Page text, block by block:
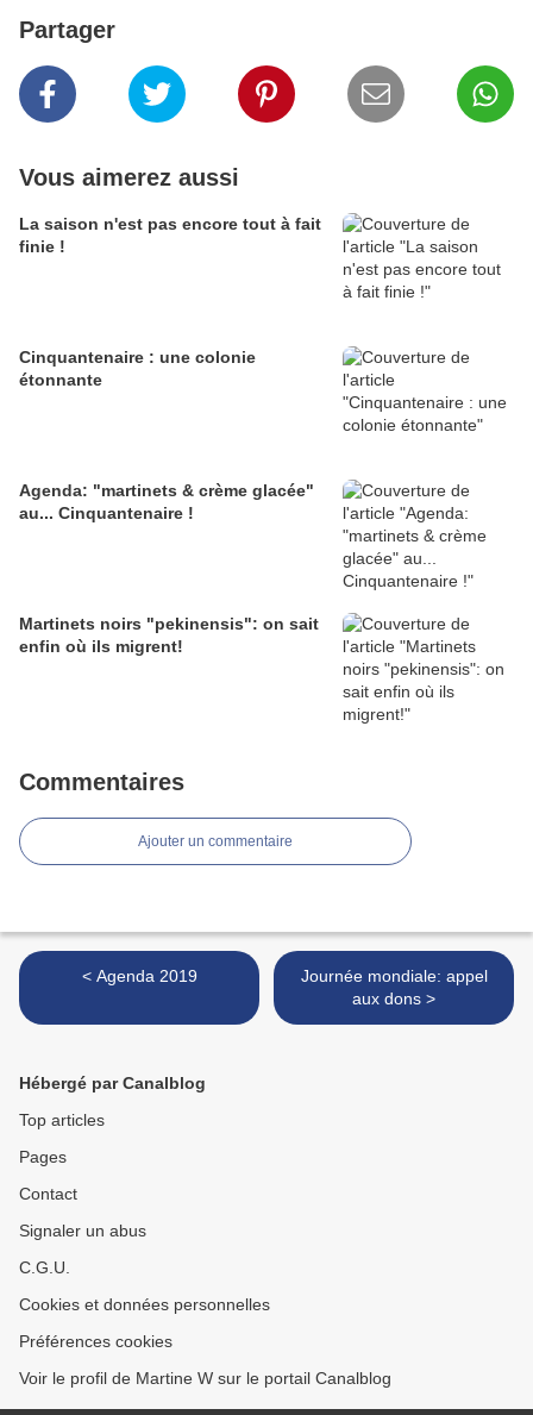
Partager
Vous aimerez aussi
La saison n'est pas encore tout à fait
finie !
Cinquantenaire : une colonie
étonnante
Agenda: "martinets & crème glacée"
au... Cinquantenaire !
Martinets noirs "pekinensis": on sait
enfin où ils migrent!
Commentaires
Ajouter un commentaire
< Agenda 2019
Journée mondiale: appel
aux dons >
Hébergé par Canalblog
Top articles
Pages
Contact
Signaler un abus
C.G.U.
Cookies et données personnelles
Préférences cookies
Voir le profil de Martine W sur le portail Canalblog